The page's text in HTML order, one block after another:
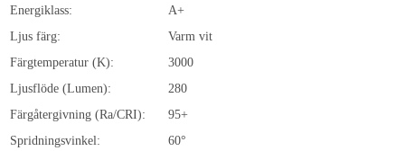
Energiklass:
A+
Ljus färg:
Varm vit
Färgtemperatur (K):
3000
Ljusflöde (Lumen):
280
Färgåtergivning (Ra/CRI):
95+
Spridningsvinkel:
60°